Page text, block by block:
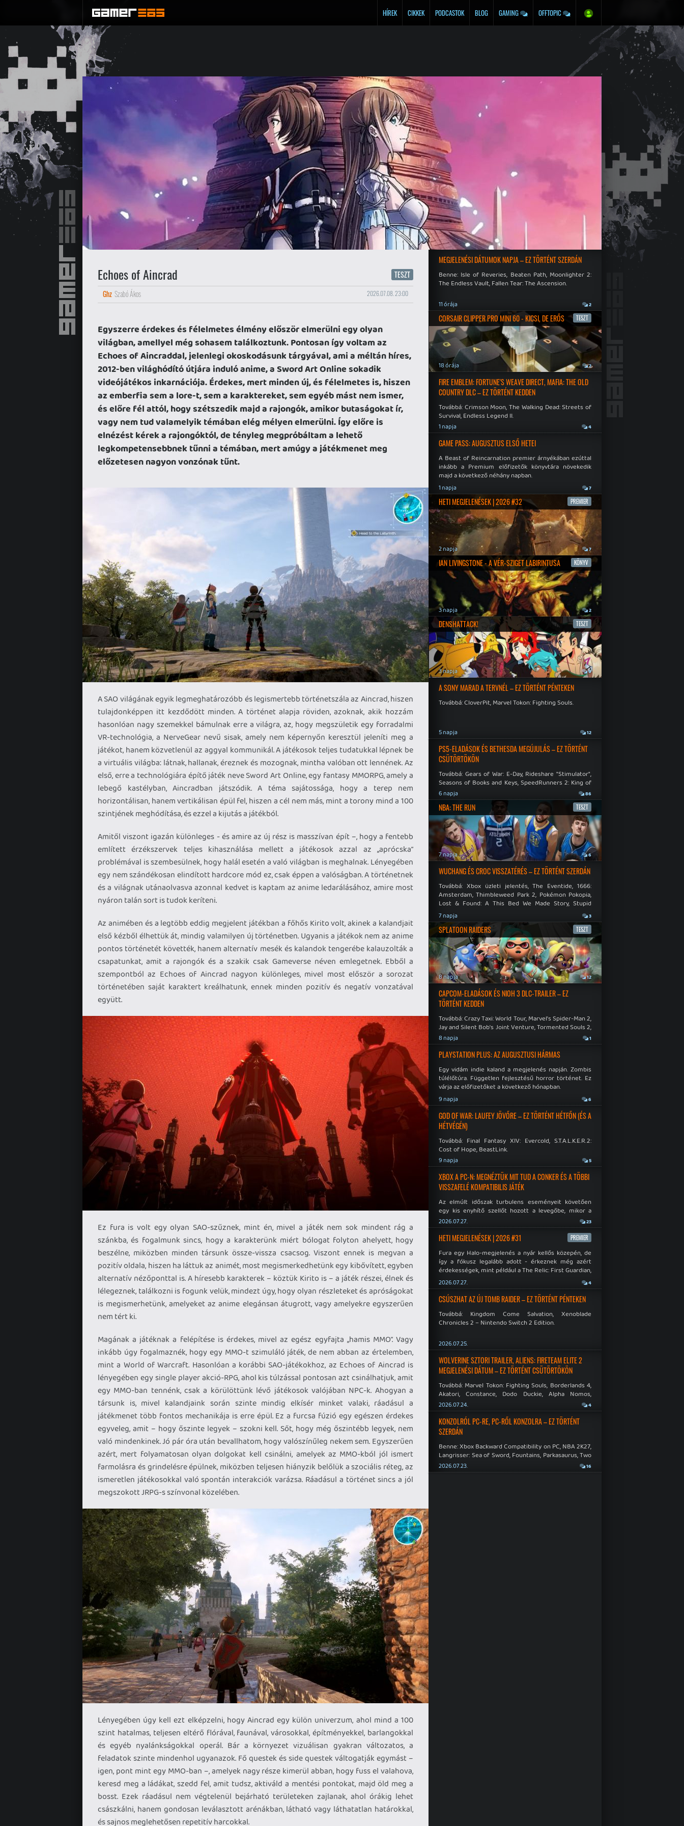
HÍREK CIKKEK PODCASTOK BLOG GAMING OFFTOPIC
Echoes of Aincrad
TESZT
Ghz Szabó Ákos 2026.07.08. 23:00
Egyszerre érdekes és félelmetes élmény először elmerülni egy olyan
világban, amellyel még sohasem találkoztunk. Pontosan így voltam az
Echoes of Aincraddal, jelenlegi okoskodásunk tárgyával, ami a méltán híres,
2012-ben világhódító útjára induló anime, a Sword Art Online sokadik
videójátékos inkarnációja. Érdekes, mert minden új, és félelmetes is, hiszen
az emberfia sem a lore-t, sem a karaktereket, sem egyéb mást nem ismer,
és előre fél attól, hogy szétszedik majd a rajongók, amikor butaságokat ír,
vagy nem tud valamelyik témában elég mélyen elmerülni. Így előre is
elnézést kérek a rajongóktól, de tényleg megpróbáltam a lehető
legkompetensebbnek tűnni a témában, mert amúgy a játékmenet meg
előzetesen nagyon vonzónak tűnt.
A SAO világának egyik legmeghatározóbb és legismertebb történetszála az Aincrad, hiszen
tulajdonképpen itt kezdődött minden. A történet alapja röviden, azoknak, akik hozzám
hasonlóan nagy szemekkel bámulnak erre a világra, az, hogy megszületik egy forradalmi
VR-technológia, a NerveGear nevű sisak, amely nem képernyőn keresztül jeleníti meg a
játékot, hanem közvetlenül az aggyal kommunikál. A játékosok teljes tudatukkal lépnek be
a virtuális világba: látnak, hallanak, éreznek és mozognak, mintha valóban ott lennének. Az
első, erre a technológiára építő játék neve Sword Art Online, egy fantasy MMORPG, amely a
lebegő kastélyban, Aincradban játszódik. A téma sajátossága, hogy a terep nem
horizontálisan, hanem vertikálisan épül fel, hiszen a cél nem más, mint a torony mind a 100
szintjének meghódítása, és ezzel a kijutás a játékból.
Amitől viszont igazán különleges - és amire az új rész is masszívan épít –, hogy a fentebb
említett érzékszervek teljes kihasználása mellett a játékosok azzal az „aprócska”
problémával is szembesülnek, hogy halál esetén a való világban is meghalnak. Lényegében
egy nem szándékosan elindított hardcore mód ez, csak éppen a valóságban. A történetnek
és a világnak utánaolvasva azonnal kedvet is kaptam az anime ledarálásához, amire most
nyáron talán sort is tudok keríteni.
Az animében és a legtöbb eddig megjelent játékban a főhős Kirito volt, akinek a kalandjait
első kézből élhettük át, mindig valamilyen új történetben. Ugyanis a játékok nem az anime
pontos történetét követték, hanem alternatív mesék és kalandok tengerébe kalauzolták a
csapatunkat, amit a rajongók és a szakik csak Gameverse néven emlegetnek. Ebből a
szempontból az Echoes of Aincrad nagyon különleges, mivel most először a sorozat
történetében saját karaktert kreálhatunk, ennek minden pozitív és negatív vonzatával
együtt.
Ez fura is volt egy olyan SAO-szűznek, mint én, mivel a játék nem sok mindent rág a
szánkba, és fogalmunk sincs, hogy a karakterünk miért bólogat folyton ahelyett, hogy
beszélne, miközben minden társunk össze-vissza csacsog. Viszont ennek is megvan a
pozitív oldala, hiszen ha láttuk az animét, most megismerkedhetünk egy kibővített, egyben
alternatív nézőponttal is. A híresebb karakterek – köztük Kirito is – a játék részei, élnek és
lélegeznek, találkozni is fogunk velük, mindezt úgy, hogy olyan részleteket és apróságokat
is megismerhetünk, amelyeket az anime elegánsan átugrott, vagy amelyekre egyszerűen
nem tért ki.
Magának a játéknak a felépítése is érdekes, mivel az egész egyfajta „hamis MMO”. Vagy
inkább úgy fogalmaznék, hogy egy MMO-t szimuláló játék, de nem abban az értelemben,
mint a World of Warcraft. Hasonlóan a korábbi SAO-játékokhoz, az Echoes of Aincrad is
lényegében egy single player akció-RPG, ahol kis túlzással pontosan azt csinálhatjuk, amit
egy MMO-ban tennénk, csak a körülöttünk lévő játékosok valójában NPC-k. Ahogyan a
társunk is, mivel kalandjaink során szinte mindig elkísér minket valaki, ráadásul a
játékmenet több fontos mechanikája is erre épül. Ez a furcsa fúzió egy egészen érdekes
egyveleg, amit – hogy őszinte legyek – szokni kell. Sőt, hogy még őszintébb legyek, nem
való mindenkinek. Jó pár óra után bevallhatom, hogy valószínűleg nekem sem. Egyszerűen
azért, mert folyamatosan olyan dolgokat kell csinálni, amelyek az MMO-kból jól ismert
farmolásra és grindelésre épülnek, miközben teljesen hiányzik belőlük a szociális réteg, az
ismeretlen játékosokkal való spontán interakciók varázsa. Ráadásul a történet sincs a jól
megszokott JRPG-s színvonal közelében.
Lényegében úgy kell ezt elképzelni, hogy Aincrad egy külön univerzum, ahol mind a 100
szint hatalmas, teljesen eltérő flórával, faunával, városokkal, építményekkel, barlangokkal
és egyéb nyalánkságokkal operál. Bár a környezet vizuálisan gyakran változatos, a
feladatok szinte mindenhol ugyanazok. Fő questek és side questek váltogatják egymást –
igen, pont mint egy MMO-ban –, amelyek nagy része kimerül abban, hogy fuss el valahova,
keresd meg a ládákat, szedd fel, amit tudsz, aktiváld a mentési pontokat, majd öld meg a
bosst. Ezek ráadásul nem végtelenül bejárható területeken zajlanak, ahol órákig lehet
császkálni, hanem gondosan leválasztott arénákban, látható vagy láthatatlan határokkal,
és sajnos meglehetősen repetitív harcokkal.
MEGJELENÉSI DÁTUMOK NAPJA – EZ TÖRTÉNT SZERDÁN
Benne: Isle of Reveries, Beaten Path, Moonlighter 2:
The Endless Vault, Fallen Tear: The Ascension.
11 órája 2
CORSAIR CLIPPER PRO MINI 60 - KICSI, DE ERŐS TESZT
18 órája 2
FIRE EMBLEM: FORTUNE'S WEAVE DIRECT, MAFIA: THE OLD
COUNTRY DLC – EZ TÖRTÉNT KEDDEN
Továbbá: Crimson Moon, The Walking Dead: Streets of
Survival, Endless Legend II.
1 napja 4
GAME PASS: AUGUSZTUS ELSŐ HETEI
A Beast of Reincarnation premier árnyékában ezúttal
inkább a Premium előfizetők könyvtára növekedik
majd a következő néhány napban.
1 napja 7
HETI MEGJELENÉSEK | 2026 #32 PREMIER
2 napja 7
IAN LIVINGSTONE - A VÉR-SZIGET LABIRINTUSA KÖNYV
3 napja 2
DENSHATTACK! TESZT
3 napja 9
A SONY MARAD A TERVNÉL – EZ TÖRTÉNT PÉNTEKEN
Továbbá: CloverPit, Marvel Tokon: Fighting Souls.
5 napja 12
PS5-ELADÁSOK ÉS BETHESDA MEGÚJULÁS – EZ TÖRTÉNT
CSÜTÖRTÖKÖN
Továbbá: Gears of War: E-Day, Rideshare "Stimulator",
Seasons of Books and Keys, SpeedRunners 2: King of
Speed.
6 napja 86
NBA: THE RUN TESZT
7 napja 6
WUCHANG ÉS CROC VISSZATÉRÉS – EZ TÖRTÉNT SZERDÁN
Továbbá: Xbox üzleti jelentés, The Eventide, 1666:
Amsterdam, Thimbleweed Park 2, Pokémon Pokopia,
Lost & Found: A This Bed We Made Story, Stupid
Never Dies.
7 napja 3
SPLATOON RAIDERS TESZT
8 napja 12
CAPCOM-ELADÁSOK ÉS NIOH 3 DLC-TRAILER – EZ
TÖRTÉNT KEDDEN
Továbbá: Crazy Taxi: World Tour, Marvel's Spider-Man 2,
Jay and Silent Bob's Joint Venture, Tormented Souls 2,
No More Room in Hell, Slain 2: The Beast Within.
8 napja 1
PLAYSTATION PLUS: AZ AUGUSZTUSI HÁRMAS
Egy vidám indie kaland a megjelenés napján. Zombis
túlélőtúra. Független fejlesztésű horror történet. Ez
várja az előfizetőket a következő hónapban.
9 napja 6
GOD OF WAR: LAUFEY JÖVŐRE – EZ TÖRTÉNT HÉTFŐN (ÉS A
HÉTVÉGÉN)
Továbbá: Final Fantasy XIV: Evercold, S.T.A.L.K.E.R.2:
Cost of Hope, BeastLink.
9 napja 5
XBOX A PC-N: MEGNÉZTÜK MIT TUD A CONKER ÉS A TÖBBI
VISSZAFELÉ KOMPATIBILIS JÁTÉK
Az elmúlt időszak turbulens eseményeit követően
egy kis enyhítő szellőt hozott a levegőbe, mikor a
Microsoft bejelentette, hogy PC-re is kiterjesztik az
Xbox Original visszafelé kompatibilitást. Lássuk,
meddig jutottak...
2026.07.27. 23
HETI MEGJELENÉSEK | 2026 #31 PREMIER
Fura egy Halo-megjelenés a nyár kellős közepén, de
így a fókusz legalább adott - érkeznek még azért
érdekességek, mint például a The Relic: First Guardian,
a Xenoblade Chronicles 2 és a Dispatch új átiratai vagy
éppen a Mistfall Hunter
2026.07.27. 4
CSÚSZHAT AZ ÚJ TOMB RAIDER – EZ TÖRTÉNT PÉNTEKEN
Továbbá: Kingdom Come Salvation, Xenoblade
Chronicles 2 – Nintendo Switch 2 Edition.
2026.07.25.
WOLVERINE SZTORI TRAILER, ALIENS: FIRETEAM ELITE 2
MEGJELENÉSI DÁTUM – EZ TÖRTÉNT CSÜTÖRTÖKÖN
Továbbá: Marvel Tokon: Fighting Souls, Borderlands 4,
Akatori, Constance, Dodo Duckie, Alpha Nomos,
Sombras: Negative Frames.
2026.07.24. 4
KONZOLRÓL PC-RE, PC-RŐL KONZOLRA – EZ TÖRTÉNT
SZERDÁN
Benne: Xbox Backward Compatibility on PC, NBA 2K27,
Langrisser: Sea of Sword, Fountains, Parkasaurus, Two
Point Hospital: Full Health Collection.
2026.07.23. 16